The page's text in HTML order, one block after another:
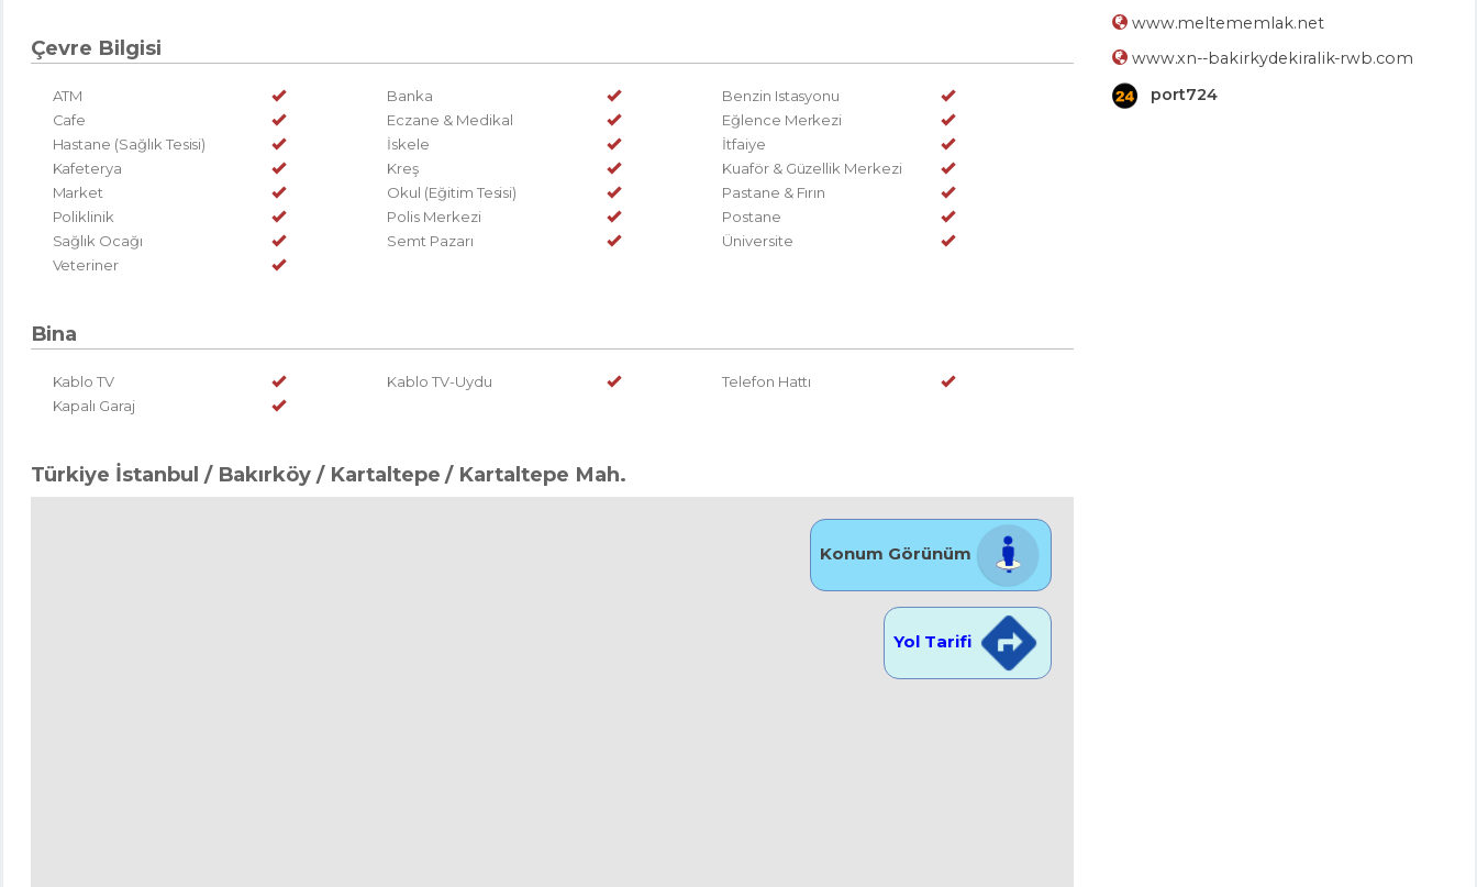
Çevre Bilgisi
ATM Banka
Benzin Istasyonu
Cafe
Eczane & Medikal
Eğlence Merkezi
Hastane (Sağlık Tesisi)
İskele
İtfaiye
Kafeterya
Kreş
Kuaför & Güzellik Merkezi
Market
Okul (Eğitim Tesisi)
Pastane & Fırın
Poliklinik
Polis Merkezi
Postane
Sağlık Ocağı
Semt Pazarı
Üniversite
Veteriner
Bina
Kablo TV Kablo TV-Uydu
Telefon Hattı
Kapalı Garaj
Türkiye İstanbul / Bakırköy / Kartaltepe / Kartaltepe Mah.
Konum Görünüm
Yol Tarifi
www.meltememlak.net
www.xn--bakirkydekiralik-rwb.com
port724